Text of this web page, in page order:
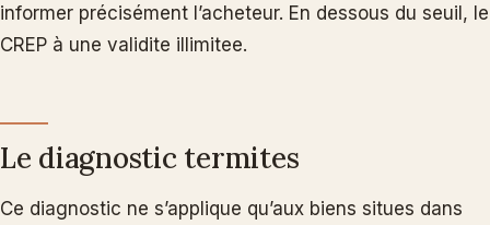
informer précisément l’acheteur. En dessous du seuil, le
CREP à une validite illimitee.
Le diagnostic termites
Ce diagnostic ne s’applique qu’aux biens situes dans